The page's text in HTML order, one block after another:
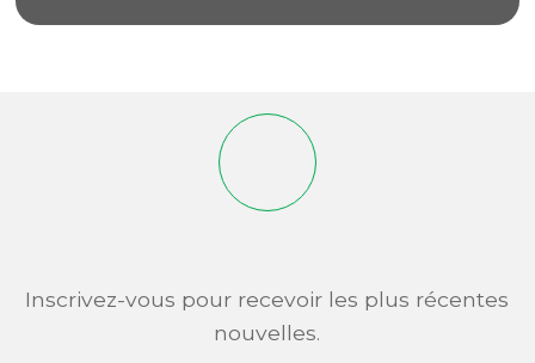
Inscrivez-vous pour recevoir les plus récentes
nouvelles.